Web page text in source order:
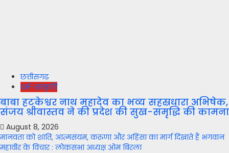
छत्तीसगढ़
धर्म-संस्कृति
बाबा हटकेश्वर नाथ महादेव का भव्य सहस्रधारा अभिषेक,
संजय श्रीवास्तव ने की प्रदेश की सुख-समृद्धि की कामना
August 8, 2026
मानवता को शांति, आत्मसंयम, करुणा और अहिंसा का मार्ग दिखाते हैं भगवान
महावीर के विचार : लोकसभा अध्यक्ष ओम बिरला